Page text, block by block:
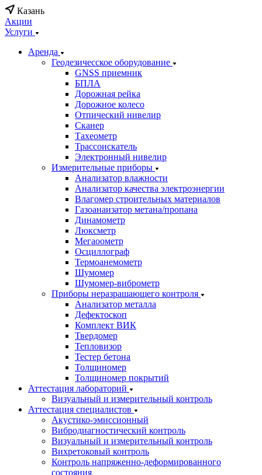
Казань
Акции
Услуги
Аренда
Геодезичесское оборудование
GNSS приемник
БПЛА
Дорожная рейка
Дорожное колесо
Отпический нивелир
Сканер
Тахеометр
Трассоискатель
Электронный нивелир
Измерительные приборы
Анализатор влажности
Анализатор качества электроэнергии
Влагомер строительных материалов
Газоанаизатор метана/пропана
Динамометр
Люксметр
Мегаоометр
Осциллограф
Термоанемометр
Шумомер
Шумомер-виброметр
Приборы неразрашающего контроля
Анализатор металла
Дефектоскоп
Комплект ВИК
Твердомер
Тепловизор
Тестер бетона
Толщиномер
Толщиномер покрытий
Аттестация лабораторий
Визуальный и измерительный контроль
Аттестация специалистов
Акустико-эмиссионный
Вибродиагностический контроль
Визуальный и измерительный контроль
Вихретоковый контроль
Контроль напряженно-деформированного
состояния